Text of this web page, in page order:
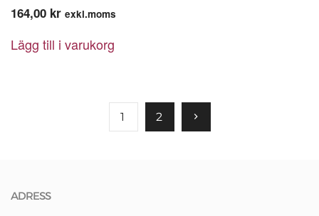
164,00 kr exkl.moms
Lägg till i varukorg
1 2
ADRESS